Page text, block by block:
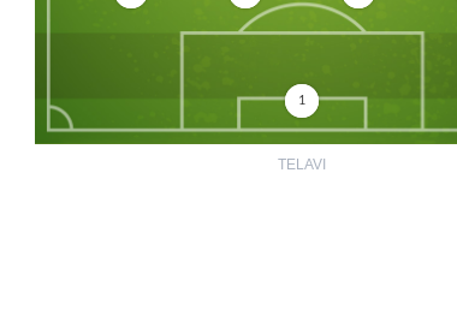
1
TELAVI